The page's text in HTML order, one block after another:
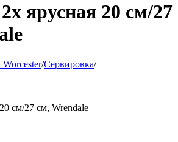
ярусная 20 см/27
/Сервировка/
см/27 см, Wrendale